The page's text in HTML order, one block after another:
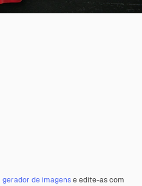
gerador de imagense edite-as com